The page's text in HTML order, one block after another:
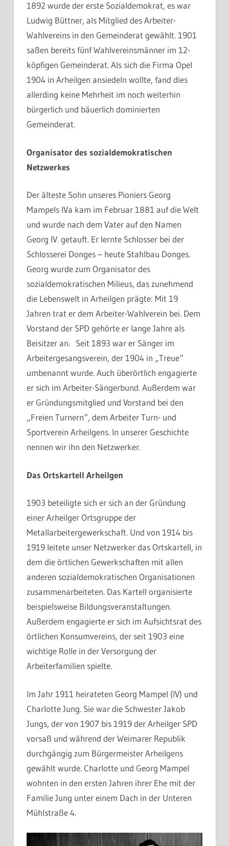
1892 wurde der erste Sozialdemokrat, es war
Ludwig Büttner, als Mitglied des Arbeiter-
Wahlvereins in den Gemeinderat gewählt. 1901
saßen bereits fünf Wahlvereinsmänner im 12-
köpfigen Gemeinderat. Als sich die Firma Opel
1904 in Arheilgen ansiedeln wollte, fand dies
allerding keine Mehrheit im noch weiterhin
bürgerlich und bäuerlich dominierten
Gemeinderat.
Organisator des sozialdemokratischen
Netzwerkes
Der älteste Sohn unseres Pioniers Georg
Mampels IVa kam im Februar 1881 auf die Welt
und wurde nach dem Vater auf den Namen
Georg IV. getauft. Er lernte Schlosser bei der
Schlosserei Donges – heute Stahlbau Donges.
Georg wurde zum Organisator des
sozialdemokratischen Milieus, das zunehmend
die Lebenswelt in Arheilgen prägte: Mit 19
Jahren trat er dem Arbeiter-Wahlverein bei. Dem
Vorstand der SPD gehörte er lange Jahre als
Beisitzer an. Seit 1893 war er Sänger im
Arbeitergesangsverein, der 1904 in „Treue“
umbenannt wurde. Auch überörtlich engagierte
er sich im Arbeiter-Sängerbund. Außerdem war
er Gründungsmitglied und Vorstand bei den
„Freien Turnern“, dem Arbeiter Turn- und
Sportverein Arheilgens. In unserer Geschichte
nennen wir ihn den Netzwerker.
Das Ortskartell Arheilgen
1903 beteiligte sich er sich an der Gründung
einer Arheilger Ortsgruppe der
Metallarbeitergewerkschaft. Und von 1914 bis
1919 leitete unser Netzwerker das Ortskartell, in
dem die örtlichen Gewerkschaften mit allen
anderen sozialdemokratischen Organisationen
zusammenarbeiteten. Das Kartell organisierte
beispielsweise Bildungsveranstaltungen.
Außerdem engagierte er sich im Aufsichtsrat des
örtlichen Konsumvereins, der seit 1903 eine
wichtige Rolle in der Versorgung der
Arbeiterfamilien spielte.
Im Jahr 1911 heirateten Georg Mampel (IV) und
Charlotte Jung. Sie war die Schwester Jakob
Jungs, der von 1907 bis 1919 der Arheilger SPD
vorsaß und während der Weimarer Republik
durchgängig zum Bürgermeister Arheilgens
gewählt wurde. Charlotte und Georg Mampel
wohnten in den ersten Jahren ihrer Ehe mit der
Familie Jung unter einem Dach in der Unteren
Mühlstraße 4.